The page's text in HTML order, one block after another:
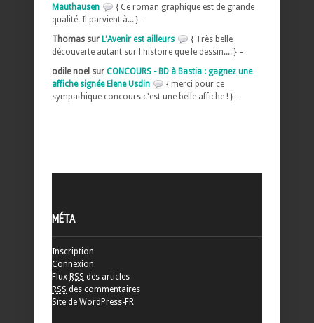
Mauthausen
{ Ce roman graphique est de grande
qualité. Il parvient à... } –
Thomas sur L'Avenir est ailleurs
{ Très belle
découverte autant sur l histoire que le dessin.... } –
odile noel sur CONCOURS - BD à Bastia : gagnez une
affiche signée Elene Usdin
{ merci pour ce
sympathique concours c'est une belle affiche ! } –
MÉTA
Inscription
Connexion
Flux RSS des articles
RSS des commentaires
Site de WordPress-FR